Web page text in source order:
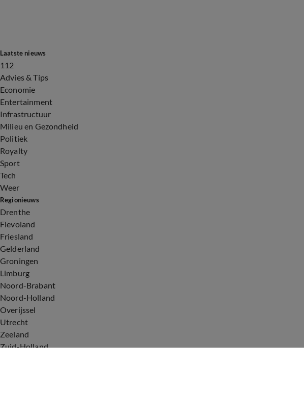
Laatste nieuws
112
Advies & Tips
Economie
Entertainment
Infrastructuur
Milieu en Gezondheid
Politiek
Royalty
Sport
Tech
Weer
Regionieuws
Drenthe
Flevoland
Friesland
Gelderland
Groningen
Limburg
Noord-Brabant
Noord-Holland
Overijssel
Utrecht
Zeeland
Zuid-Holland